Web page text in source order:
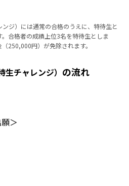
ジ）には通常の合格のうえに、特待生と
合格者の成績上位3名を特待生としま
250,000円）が免除されます。
チャレンジ） の流れ
＞